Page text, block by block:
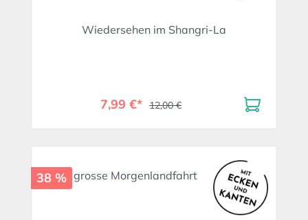
Wiedersehen im Shangri-La
7,99 €* 12,00 €
38 %